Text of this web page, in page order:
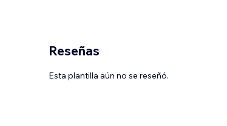
Reseñas
Esta plantilla aún no se reseñó.